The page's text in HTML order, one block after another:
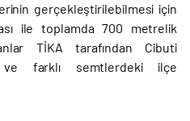
gerçekleştirilebilmesi için
ile toplamda 700 metrelik
TİKA tarafından Cibuti
ve farklı semtlerdeki ilçe